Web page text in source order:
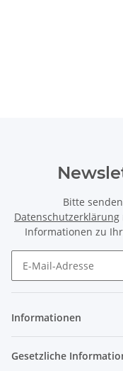
Bitte
Datenschutzerklärung
Informationen zu
Informationen
Gesetzliche